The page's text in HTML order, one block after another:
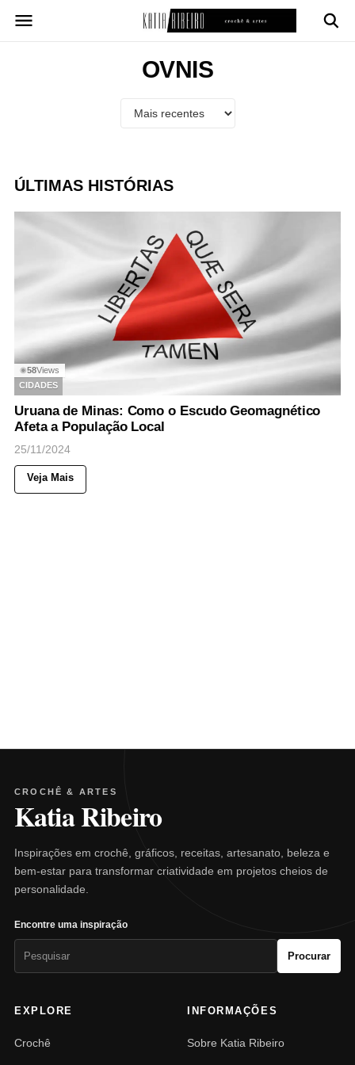
para
OVNIS
ÚLTIMAS HISTÓRIAS
◉58Views
CIDADES
Uruana de Minas: Como o Escudo Geomagnético
Afeta a População Local
25/11/2024
Veja Mais
CROCHÊ & ARTES
Katia Ribeiro
Inspirações em crochê, gráficos, receitas, artesanato, beleza e
bem-estar para transformar criatividade em projetos cheios de
personalidade.
Encontre uma inspiração
Procurar
EXPLORE
Crochê
INFORMAÇÕES
Sobre Katia Ribeiro